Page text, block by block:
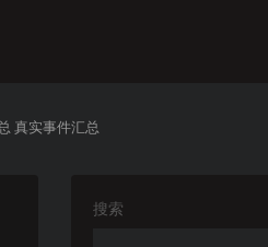
真实事件汇总
搜索